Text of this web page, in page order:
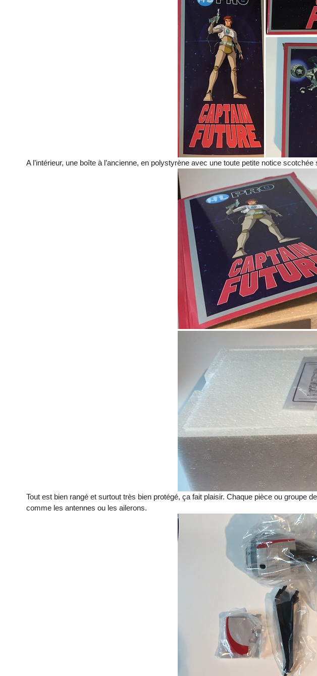
A l’intérieur, une boîte à l’ancienne, en polystyrène avec une toute petite notice
Tout est bien rangé et surtout très bien protégé, ça fait plaisir. Chaque pièce ou
comme les antennes ou les ailerons.